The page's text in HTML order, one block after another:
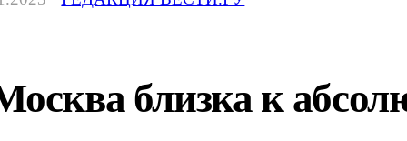
близка к